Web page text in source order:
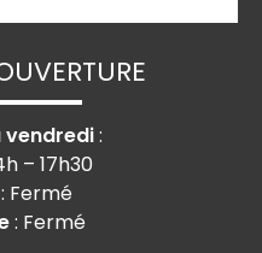
vendredi:
– 17h30
: Fermé
: Fermé